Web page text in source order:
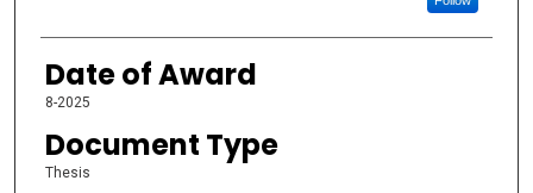
Date of Award
8-2025
Document Type
Thesis